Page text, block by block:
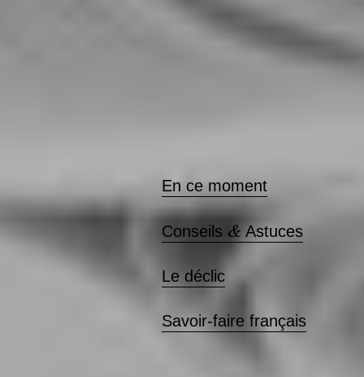
En ce moment
Conseils & Astuces
Le déclic
Savoir-faire français